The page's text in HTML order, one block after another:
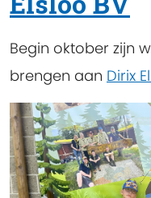
Begin oktober zijn
brengen aan Dirix